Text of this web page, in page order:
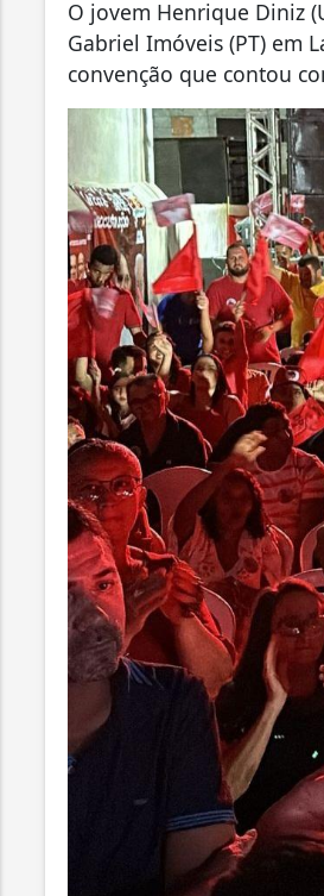
O jovem Henrique Diniz
Gabriel Imóveis (PT) em
convenção que contou